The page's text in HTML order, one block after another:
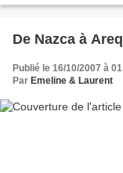
De Nazca à
Publié le 16/10/2007 à
Par Emeline & Laurent